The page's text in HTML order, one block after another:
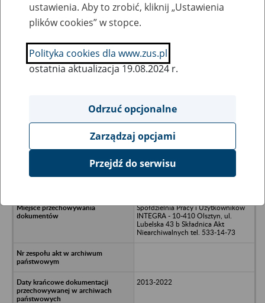
SZUKAJ
Ukryj wszystkie pozycje bazy
ESTEL POLSKA Spółka z o.o. w
Spółdzielnia Pracy i Użytkowników
INTEGRA - 10-410 Olsztyn, ul.
Lubelska 43 b Składnica Akt
Niearchiwalnych tel. 533-14-73
2013-2022
ustawienia. Aby to zrobić, kliknij „Ustawienia
plików cookies” w stopce.
Polityka cookies dla www.zus.pl
ostatnia aktualizacja 19.08.2024 r.
Odrzuć opcjonalne
Zarządzaj opcjami
Przejdź do serwisu